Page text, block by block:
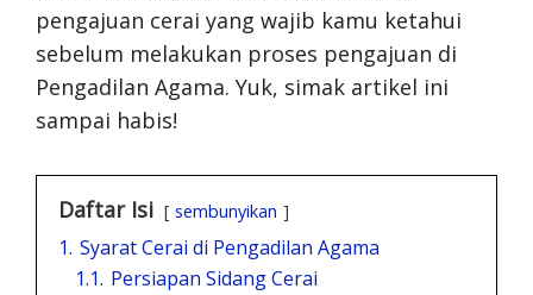
pengajuan cerai yang wajib kamu ketahui
sebelum melakukan proses pengajuan di
Pengadilan Agama. Yuk, simak artikel ini
sampai habis!
Daftar Isi sembunyikan
1. Syarat Cerai di Pengadilan Agama
1.1. Persiapan Sidang Cerai